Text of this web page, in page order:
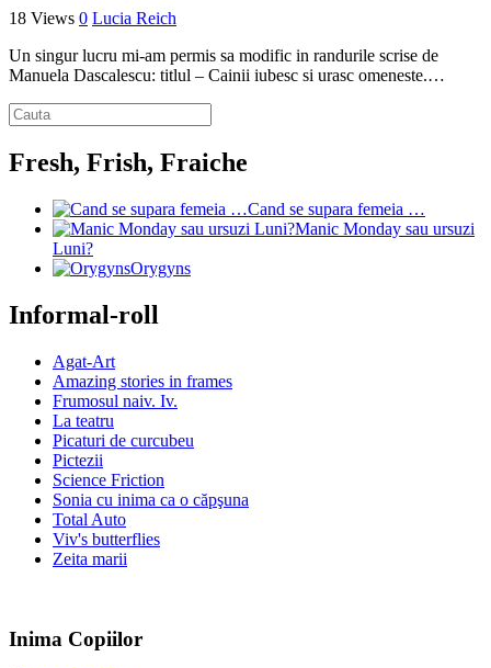
18 Views 0 Lucia Reich
Un singur lucru mi-am permis sa modific in randurile scrise de
Manuela Dascalescu: titlul – Cainii iubesc si urasc omeneste.…
Fresh, Frish, Fraiche
Cand se supara femeia …
Manic Monday sau ursuzi
Luni?
Orygyns
Informal-roll
Agat-Art
Amazing stories in frames
Frumosul naiv. Iv.
La teatru
Picaturi de curcubeu
Pictezii
Science Friction
Sonia cu inima ca o căpşuna
Total Auto
Viv's butterflies
Zeita marii
Inima Copiilor